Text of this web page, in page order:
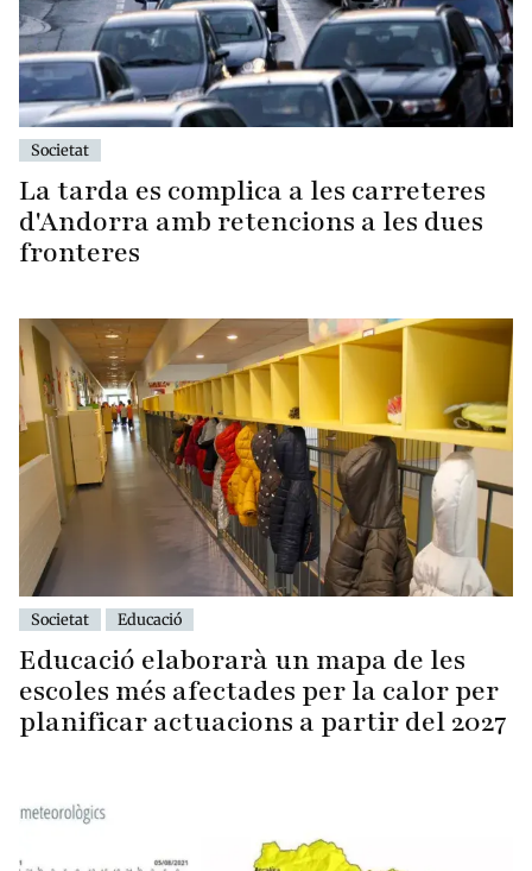
Societat
La tarda es complica a les carreteres
d'Andorra amb retencions a les dues
fronteres
Societat Educació
Educació elaborarà un mapa de les
escoles més afectades per la calor per
planificar actuacions a partir del 2027